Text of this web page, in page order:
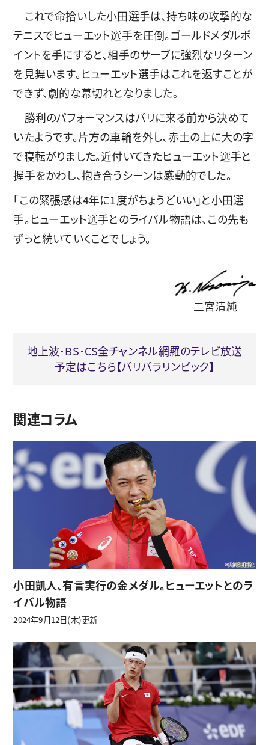
これで命拾いした小田選手は、持ち味の攻撃的な
テニスでヒューエット選手を圧倒。ゴールドメダルポ
イントを手にすると、相手のサーブに強烈なリターン
を見舞います。ヒューエット選手はこれを返すことが
できず、劇的な幕切れとなりました。
勝利のパフォーマンスはパリに来る前から決めて
いたようです。片方の車輪を外し、赤土の上に大の字
で寝転がりました。近付いてきたヒューエット選手と
握手をかわし、抱き合うシーンは感動的でした。
「この緊張感は4年に1度がちょうどいい」と小田選
手。ヒューエット選手とのライバル物語は、この先も
ずっと続いていくことでしょう。
二宮清純
地上波･BS･CS全チャンネル網羅のテレビ放送
予定はこちら【パリパラリンピック】
関連コラム
小田凱人、有言実行の金メダル。ヒューエットとのラ
イバル物語
2024年9月12日(木)更新